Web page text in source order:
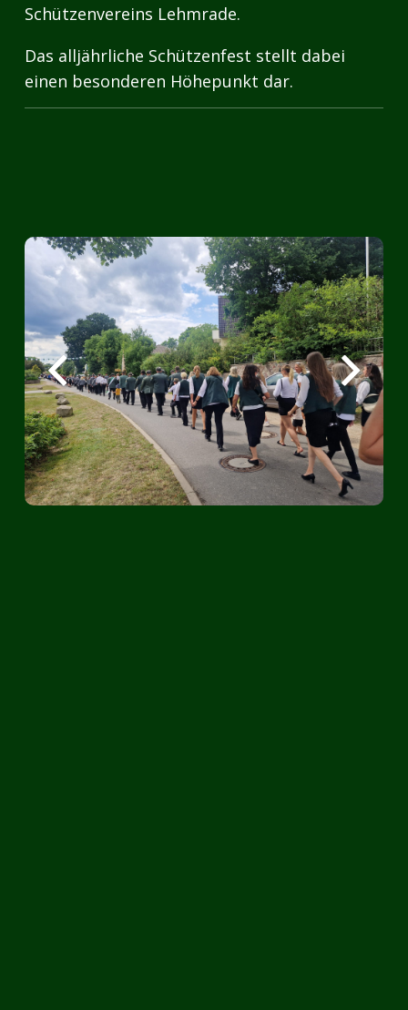
Schützenvereins Lehmrade.
Das alljährliche Schützenfest stellt dabei
einen besonderen Höhepunkt dar.